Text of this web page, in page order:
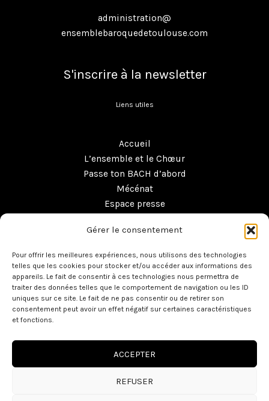
Gérer le consentement
Pour offrir les meilleures expériences, nous utilisons des technologies
telles que les cookies pour stocker et/ou accéder aux informations des
appareils. Le fait de consentir à ces technologies nous permettra de
traiter des données telles que le comportement de navigation ou les ID
uniques sur ce site. Le fait de ne pas consentir ou de retirer son
consentement peut avoir un effet négatif sur certaines caractéristiques
et fonctions.
ACCEPTER
REFUSER
administration@
ensemblebaroquedetoulouse.com
S'inscrire à la newsletter
Liens utiles
Accueil
L’ensemble et le Chœur
Passe ton BACH d’abord
Mécénat
Espace presse
Contact
Copyright © 2026 Ensemble Baroque de Toulouse -
légales- L’EBT est écoresponsable et agréé VHSS
Site réalisé par